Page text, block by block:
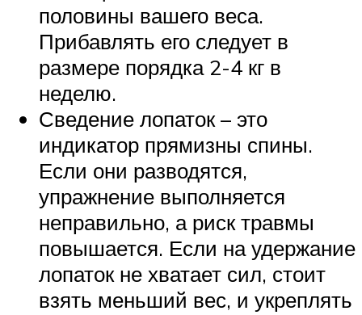
половины вашего веса.
Прибавлять его следует в
размере порядка 2-4 кг в
неделю.
Сведение лопаток – это
индикатор прямизны спины.
Если они разводятся,
упражнение выполняется
неправильно, а риск травмы
повышается. Если на удержание
лопаток не хватает сил, стоит
взять меньший вес, и укреплять